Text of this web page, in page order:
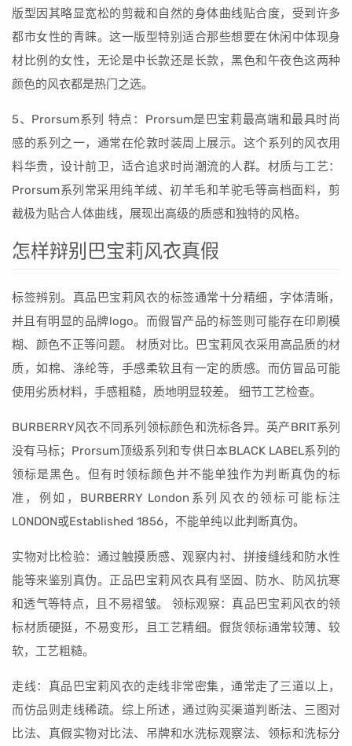
版型因其略显宽松的剪裁和自然的身体曲线贴合度，受到许多
都市女性的青睐。这一版型特别适合那些想要在休闲中体现身
材比例的女性，无论是中长款还是长款，黑色和午夜色这两种
颜色的风衣都是热门之选。
5、Prorsum系列 特点：Prorsum是巴宝莉最高端和最具时尚
感的系列之一，通常在伦敦时装周上展示。这个系列的风衣用
料华贵，设计前卫，适合追求时尚潮流的人群。材质与工艺：
Prorsum系列常采用纯羊绒、初羊毛和羊驼毛等高档面料，剪
裁极为贴合人体曲线，展现出高级的质感和独特的风格。
怎样辩别巴宝莉风衣真假
标签辨别。真品巴宝莉风衣的标签通常十分精细，字体清晰，
并且有明显的品牌logo。而假冒产品的标签则可能存在印刷模
糊、颜色不正等问题。 材质对比。巴宝莉风衣采用高品质的材
质，如棉、涤纶等，手感柔软且有一定的质感。而仿冒品可能
使用劣质材料，手感粗糙，质地明显较差。 细节工艺检查。
BURBERRY风衣不同系列领标颜色和洗标各异。英产BRIT系列
没有马标；Prorsum顶级系列和专供日本BLACK LABEL系列的
领标是黑色。但有时领标颜色并不能单独作为判断真伪的标
准，例如，BURBERRY London系列风衣的领标可能标注
LONDON或Established 1856，不能单纯以此判断真伪。
实物对比检验：通过触摸质感、观察内衬、拼接缝线和防水性
能等来鉴别真伪。正品巴宝莉风衣具有坚固、防水、防风抗寒
和透气等特点，且不易褶皱。 领标观察：真品巴宝莉风衣的领
标材质硬挺，不易变形，且工艺精细。假货领标通常较薄、较
软，工艺粗糙。
走线：真品巴宝莉风衣的走线非常密集，通常走了三道以上，
而仿品则走线稀疏。综上所述，通过购买渠道判断法、三图对
比法、真假实物对比法、吊牌和水洗标观察法、领标和洗标分